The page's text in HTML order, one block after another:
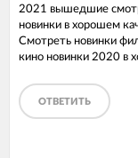
2021 вышедшие
новинки в хорошем
Смотреть новинки
кино новинки 2020 в
ОТВЕТИТЬ